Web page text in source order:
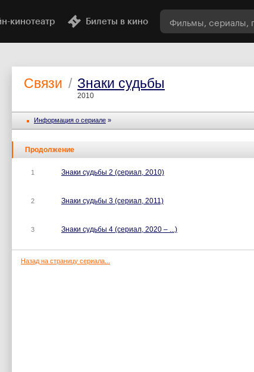
кинотеатр Билеты в кино
Связи / Знаки судьбы
2010
Информация o сериале »
Продолжение
1 Знаки судьбы 2 (сериал, 2010)
2 Знаки судьбы 3 (сериал, 2011)
3 Знаки судьбы 4 (сериал, 2020 – ...)
Назад на страницу сериала...